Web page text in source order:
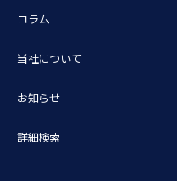
コラム
当社について
お知らせ
詳細検索